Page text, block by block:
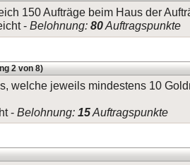
150 Aufträge beim Haus der
- Belohnung: 80Auftragspunkte
2 von 8)
welche jeweils mindestens 10
- Belohnung: 15Auftragspunkte